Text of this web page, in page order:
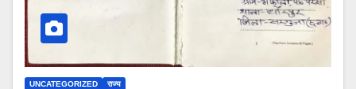
UNCATEGORIZED राज्य